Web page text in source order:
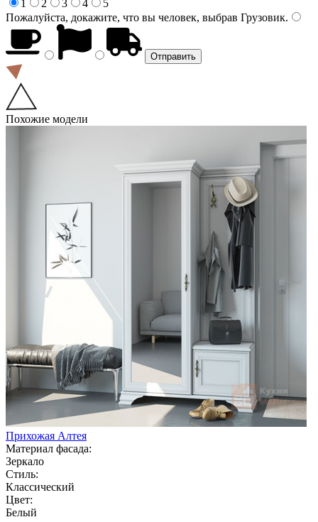
1
2 3 4
5
Пожалуйста, докажите, что вы человек, выбрав Грузовик.
Похожие модели
Прихожая Алтея
Материал фасада:
Зеркало
Стиль:
Классический
Цвет:
Белый